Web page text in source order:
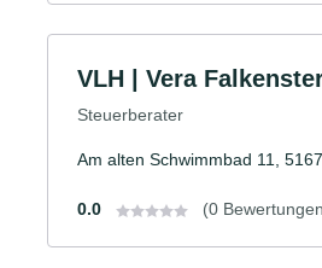
VLH | Vera
Steuerberater
Am alten Schwimmbad 11,
0.0 (0